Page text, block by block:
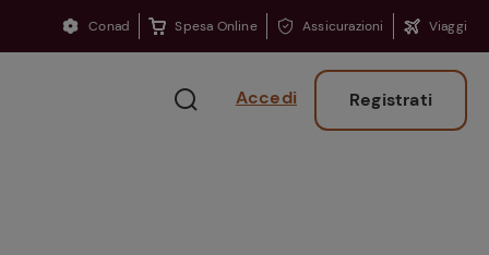
Conad Spesa Online Assicurazioni Viaggi
Accedi Registrati